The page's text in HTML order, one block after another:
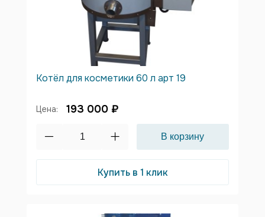
Котёл для косметики 60 л арт 19
Цена: 193 000 ₽
Купить в 1 клик